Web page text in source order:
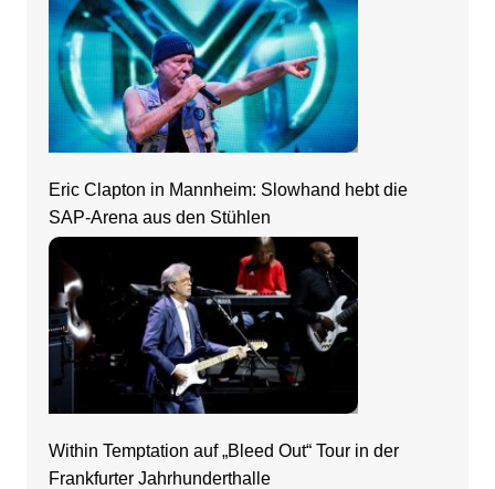
Eric Clapton in Mannheim: Slowhand hebt die
SAP-Arena aus den Stühlen
Within Temptation auf „Bleed Out“ Tour in der
Frankfurter Jahrhunderthalle